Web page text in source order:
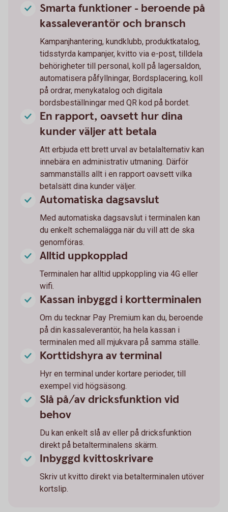
Smarta funktioner - beroende på
kassaleverantör och bransch
Kampanjhantering, kundklubb, produktkatalog,
tidsstyrda kampanjer, kvitto via e-post, tilldela
behörigheter till personal, koll på lagersaldon,
automatisera påfyllningar, Bordsplacering, koll
på ordrar, menykatalog och digitala
bordsbeställningar med QR kod på bordet.
En rapport, oavsett hur dina
kunder väljer att betala
Att erbjuda ett brett urval av betalalternativ kan
innebära en administrativ utmaning. Därför
sammanställs allt i en rapport oavsett vilka
betalsätt dina kunder väljer.
Automatiska dagsavslut
Med automatiska dagsavslut i terminalen kan
du enkelt schemalägga när du vill att de ska
genomföras.
Alltid uppkopplad
Terminalen har alltid uppkoppling via 4G eller
wifi.
Kassan inbyggd i kortterminalen
Om du tecknar Pay Premium kan du, beroende
på din kassaleverantör, ha hela kassan i
terminalen med all mjukvara på samma ställe.
Korttidshyra av terminal
Hyr en terminal under kortare perioder, till
exempel vid högsäsong.
Slå på/av dricksfunktion vid
behov
Du kan enkelt slå av eller på dricksfunktion
direkt på betalterminalens skärm.
Inbyggd kvittoskrivare
Skriv ut kvitto direkt via betalterminalen utöver
kortslip.